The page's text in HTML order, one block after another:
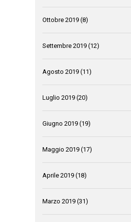
Ottobre 2019 (8)
Settembre 2019 (12)
Agosto 2019 (11)
Luglio 2019 (20)
Giugno 2019 (19)
Maggio 2019 (17)
Aprile 2019 (18)
Marzo 2019 (31)